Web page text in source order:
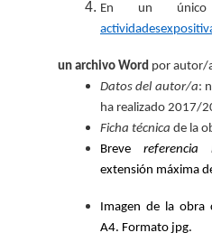
En un
un archivo Word por autor/
Datos del autor/a:
ha realizado 2017/
Ficha técnica de la
Breve referencia
extensión máxima
Imagen de la obra
A4. Formato jpg.